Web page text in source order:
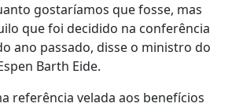
gostaríamos que fosse, mas
que foi decidido na conferência
ano passado, disse o ministro do
Barth Eide.
referência velada aos benefícios